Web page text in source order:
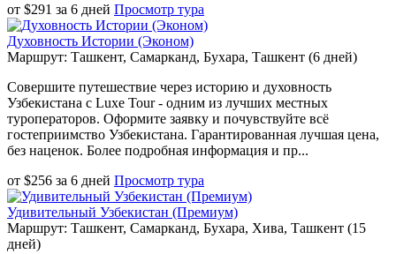
от $291 за 6 дней Просмотр тура
Духовность Истории (Эконом)
Маршрут: Ташкент, Самарканд, Бухара, Ташкент (6 дней)
Совершите путешествие через историю и духовность
Узбекистана с Luxe Tour - одним из лучших местных
туроператоров. Оформите заявку и почувствуйте всё
гостеприимство Узбекистана. Гарантированная лучшая цена,
без наценок. Более подробная информация и пр...
от $256 за 6 дней Просмотр тура
Удивительный Узбекистан (Премиум)
Маршрут: Ташкент, Самарканд, Бухара, Хива, Ташкент (15
дней)